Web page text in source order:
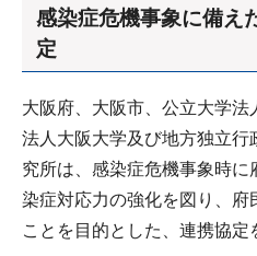
感染症危機事象に備え
定
大阪府、大阪市、公立大学
法人大阪大学及び地方独立
究所は、感染症危機事象時
染症対応力の強化を図り、府
ことを目的とした、連携協定